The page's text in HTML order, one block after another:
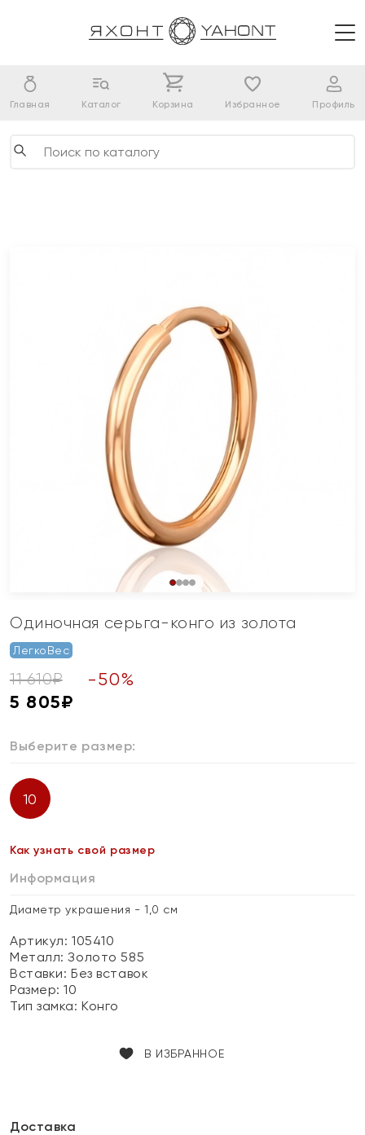
Главная Каталог Корзина Избранное Профиль
Одиночная серьга-конго из золота
ЛегкоВес
11 610₽ -50%
5 805₽
Выберите размер:
10
Как узнать свой размер
Информация
Диаметр украшения - 1,0 см
Артикул: 105410
Металл:Золото 585
Вставки:Без вставок
Размер:10
Тип замка:Конго
В ИЗБРАННОЕ
Доставка